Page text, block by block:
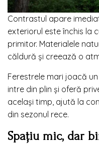
Contrastul apare
exteriorul este închis la
primitor. Materialele
căldură și creează o
Ferestrele mari joacă
intre din plin și oferă
același timp, ajută la
din sezonul rece.
Spațiu mic, dar